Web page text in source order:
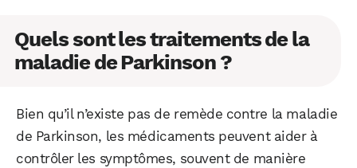
Quels sont les traitements de la
maladie de Parkinson ?
Bien qu’il n’existe pas de remède contre la maladie
de Parkinson, les médicaments peuvent aider à
contrôler les symptômes, souvent de manière